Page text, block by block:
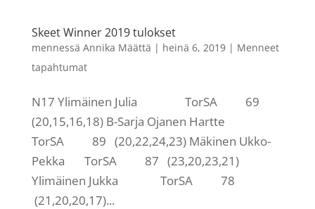
Skeet Winner 2019 tulokset
mennessä Annika Määttä | heinä 6, 2019| Menneet
tapahtumat
N17 Ylimäinen Julia TorSA 69
(20,15,16,18) B-Sarja Ojanen Hartte
TorSA 89 (20,22,24,23) Mäkinen Ukko-
Pekka TorSA 87 (23,20,23,21)
Ylimäinen Jukka TorSA 78
(21,20,20,17)...